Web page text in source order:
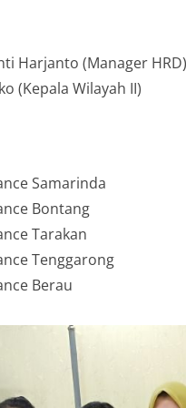
Harjanto (Manager HRD)
(Kepala Wilayah II)
Samarinda
Bontang
Tarakan
Tenggarong
Berau